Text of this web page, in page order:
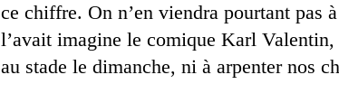
ce chiffre. On n’en viendra pourtant pas
l’avait imagine le comique Karl Valentin,
au stade le dimanche, ni à arpenter nos